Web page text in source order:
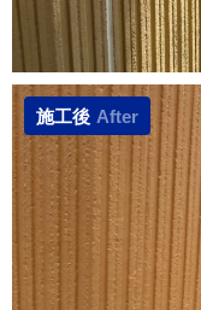
施工後 After